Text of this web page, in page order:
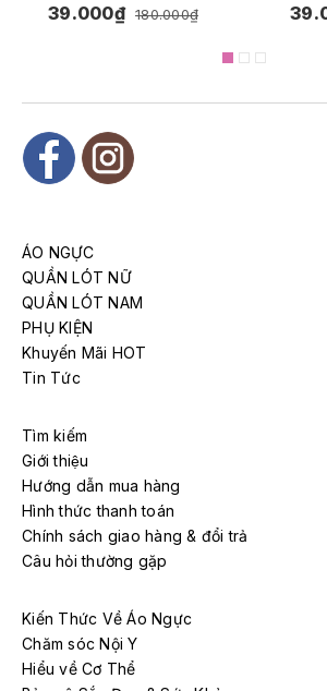
39.000₫ 180.000₫
ÁO NGỰC
QUẦN LÓT NỮ
QUẦN LÓT NAM
PHỤ KIỆN
Khuyến Mãi HOT
Tin Tức
Tìm kiếm
Giới thiệu
Hướng dẫn mua hàng
Hình thức thanh toán
Chính sách giao hàng & đổi trả
Câu hỏi thường gặp
Kiến Thức Về Áo Ngực
Chăm sóc Nội Y
Hiểu về Cơ Thể